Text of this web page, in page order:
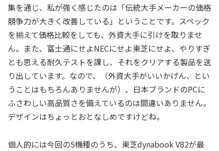
集を通じ、私が強く感じたのは「伝統大手メーカーの価格
競争力が大きく改善している」ということです。スペック
を揃えて価格比較をしても、外資大手に引けを取りませ
ん。また、富士通にせよNECにせよ東芝にせよ、やりすぎ
とも思える耐久テストを課し、それをクリアする製品を送
り出しています。なので、（外資大手がいいかげん、とい
うことはもちろんありませんが）、日本ブランドのPCに
ふさわしい高品質さを備えているのは間違いありません。
デザインはちょっとおとなしめですけどね。
個人的には今回の5機種のうち、東芝dynabook V82が最